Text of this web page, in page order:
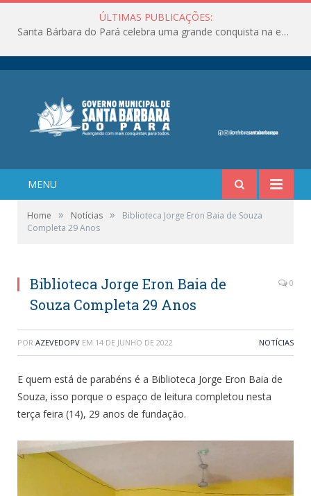
ÚLTIMAS PUBLICAÇÕES:
Santa Bárbara do Pará celebra uma grande conquista na educação!
MENU
Home » Notícias »
Biblioteca Jorge Eron Baia de Souza
Completa 29 Anos
Biblioteca Jorge Eron Baia de
Souza Completa 29 Anos
0
POR AZEVEDOPV EM 14 DE JUNHO DE 2022 NOTÍCIAS
E quem está de parabéns é a Biblioteca Jorge Eron Baia de
Souza, isso porque o espaço de leitura completou nesta
terça feira (14), 29 anos de fundação.